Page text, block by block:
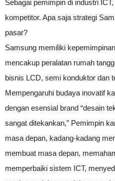
Sebagai pemimpin di industri
kompetitor. Apa saja strategi
pasar?
Samsung memiliki
mencakup peralatan rumah
bisnis LCD, semi konduktor dan
Mempengaruhi budaya inovatif
dengan esensial brand “desain
sangat ditekankan,” Pemimpin
masa depan, kadang-kadang
membuat masa depan,
memperbaiki sistem ICT,